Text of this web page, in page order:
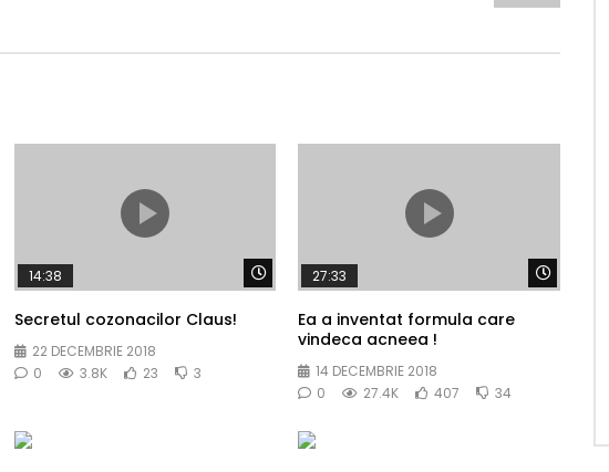
Watch Later Watch Later
14:38
Secretul cozonacilor Claus!
22 DECEMBRIE 2018
0
3.8K 23 3
27:33
Ea a inventat formula care
vindeca acneea !
14 DECEMBRIE 2018
0
27.4K 407 34